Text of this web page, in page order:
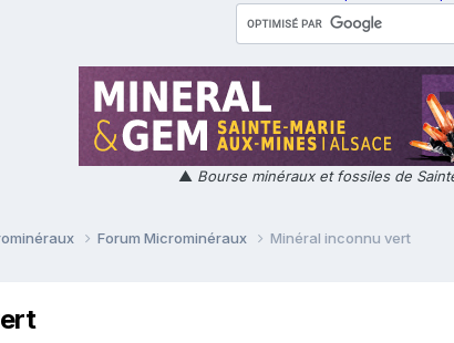
▲ Bourse minéraux et fossiles de
Forum Microminéraux Minéral inconnu vert